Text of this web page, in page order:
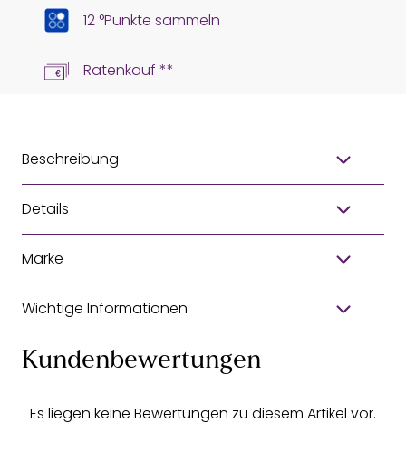
12 °Punkte sammeln
Ratenkauf **
Beschreibung
Details
Marke
Wichtige Informationen
Kundenbewertungen
Es liegen keine Bewertungen zu diesem Artikel vor.